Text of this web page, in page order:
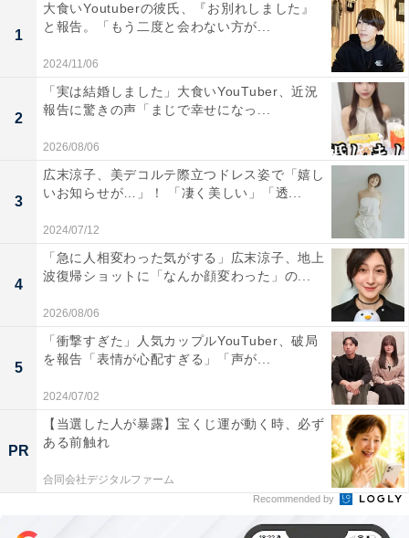
1
大食いYoutuberの彼氏、『お別れしました』
と報告。「もう二度と会わない方が...
2024/11/06
2
「実は結婚しました」大食いYouTuber、近況
報告に驚きの声「まじで幸せになっ...
2026/08/06
3
広末涼子、美デコルテ際立つドレス姿で「嬉し
いお知らせが…」！ 「凄く美しい」「透...
2024/07/12
4
「急に人相変わった気がする」広末涼子、地上
波復帰ショットに「なんか顔変わった」の...
2026/08/06
5
「衝撃すぎた」人気カップルYouTuber、破局
を報告「表情が心配すぎる」「声が...
2024/07/02
PR
【当選した人が暴露】宝くじ運が動く時、必ず
ある前触れ
合同会社デジタルファーム
Recommended by